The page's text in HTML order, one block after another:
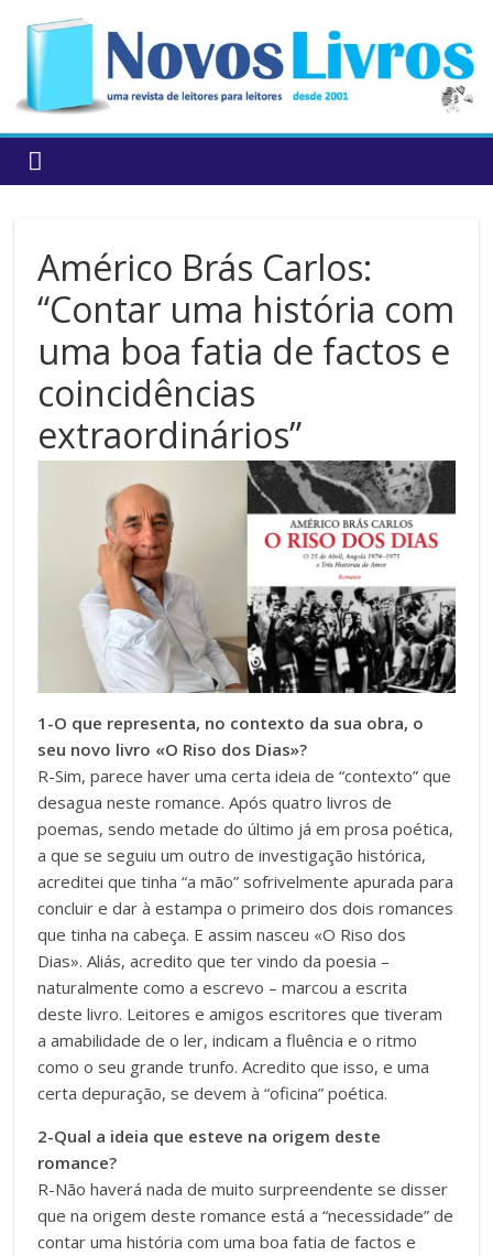
content
Américo Brás Carlos:
“Contar uma história com
uma boa fatia de factos e
coincidências
extraordinários”
1-O que representa, no contexto da sua obra, o
seu novo livro «O Riso dos Dias»?
R-Sim, parece haver uma certa ideia de “contexto” que
desagua neste romance. Após quatro livros de
poemas, sendo metade do último já em prosa poética,
a que se seguiu um outro de investigação histórica,
acreditei que tinha “a mão” sofrivelmente apurada para
concluir e dar à estampa o primeiro dos dois romances
que tinha na cabeça. E assim nasceu «O Riso dos
Dias». Aliás, acredito que ter vindo da poesia –
naturalmente como a escrevo – marcou a escrita
deste livro. Leitores e amigos escritores que tiveram
a amabilidade de o ler, indicam a fluência e o ritmo
como o seu grande trunfo. Acredito que isso, e uma
certa depuração, se devem à “oficina” poética.
2-Qual a ideia que esteve na origem deste
romance?
R-Não haverá nada de muito surpreendente se disser
que na origem deste romance está a “necessidade” de
contar uma história com uma boa fatia de factos e